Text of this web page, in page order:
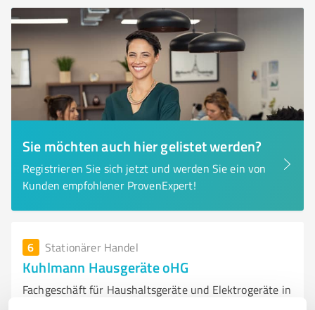
Sie möchten auch hier gelistet werden?
Registrieren Sie sich jetzt und werden Sie ein von
Kunden empfohlener ProvenExpert!
6 Stationärer Handel
Kuhlmann Hausgeräte oHG
Fachgeschäft für Haushaltsgeräte und Elektrogeräte in